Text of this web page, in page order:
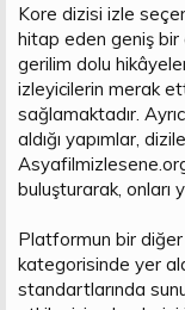
Kore dizisi izle
hitap eden geniş bir
gerilim dolu
izleyicilerin merak
sağlamaktadır.
aldığı yapımlar,
buluşturarak, onları
Platformun bir
kategorisinde yer
standartlarında